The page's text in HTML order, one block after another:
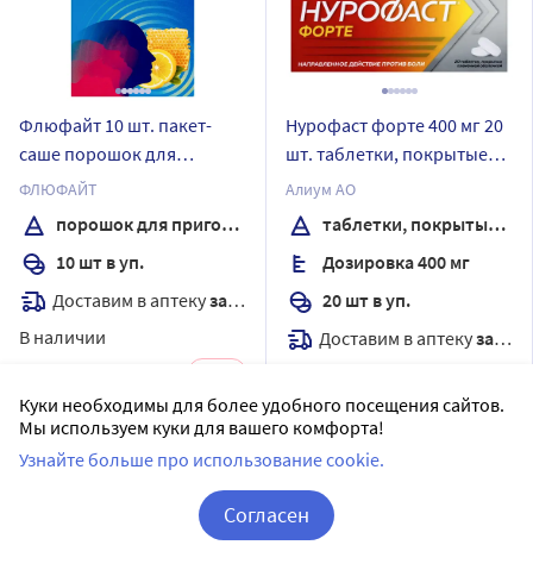
Флюфайт 10 шт. пакет-
саше порошок для
приготовления раствора
для приема внутрь аромат
мед и лимон 5 гр
ФЛЮФАЙТ
порошок для приготовления раствора
10 шт в уп.
Доставим в аптекузавтра
В наличии
382₽
Нурофаст форте 400 мг 20
шт. таблетки, покрытые
пленочной оболочкой
Алиум АО
таблетки, покрытые пленочной оболочкой
Дозировка 400 мг
20 шт в уп.
Доставим в аптекузавтра
Цена: 166 5
Куки необходимы для более удобного посещения сайтов.
Мы используем куки для вашего комфорта!
Узнайте больше про использование cookie.
Согласен